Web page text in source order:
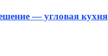
— угловая кухня